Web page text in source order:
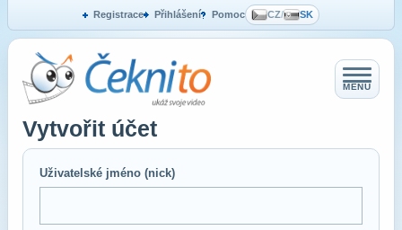
Registrace Přihlášení Pomoc CZ/ SK
MENU
Vytvořit účet
Uživatelské jméno (nick)